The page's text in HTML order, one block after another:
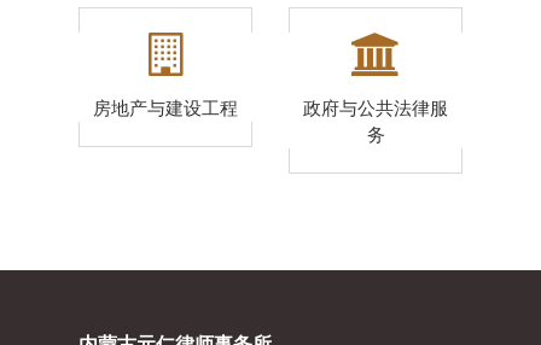
房地产与建设工程
政府与公共法律服
务